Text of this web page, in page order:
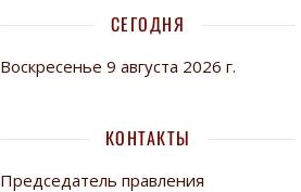
СЕГОДНЯ
Воскресенье 9 августа 2026 г.
КОНТАКТЫ
Председатель правления